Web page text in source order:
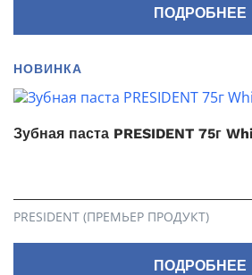
ПОДРОБНЕЕ
НОВИНКА
Зубная паста PRESIDENT 75г
PRESIDENT (ПРЕМЬЕР ПРОДУКТ)
ПОДРОБНЕЕ